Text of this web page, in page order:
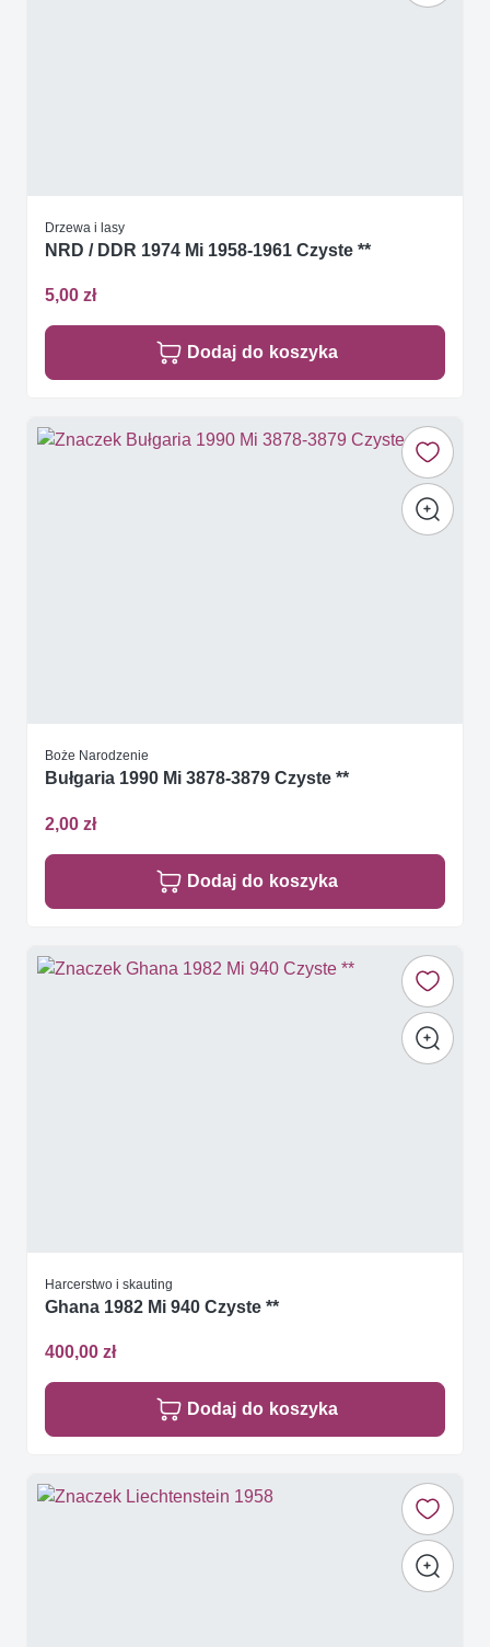
Drzewa i lasy
NRD / DDR 1974 Mi 1958-1961 Czyste **
5,00 zł
Dodaj do koszyka
Boże Narodzenie
Bułgaria 1990 Mi 3878-3879 Czyste **
2,00 zł
Dodaj do koszyka
Harcerstwo i skauting
Ghana 1982 Mi 940 Czyste **
400,00 zł
Dodaj do koszyka